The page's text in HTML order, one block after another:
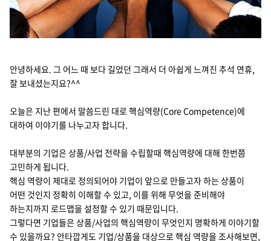
회사정보
투자정보
지속가능경영
뉴스룸
이벤트/웨비나
채용
고객 지원
파트너 지원
안녕하세요. 그 어느 때 보다 길었던 그래서 더 아쉽게 느껴진 추석 연휴,
잘 보내셨는지요?^^
오늘은 지난 편에서 말씀드린 대로 핵심역량(Core Competence)에
대하여 이야기를 나누고자 합니다.
대부분의 기업은 상품/사업 전략을 수립할때 핵심역량에 대해 한번쯤
고민하게 됩니다.
핵심 역량이 제대로 정의되어야 기업이 앞으로 만들고자 하는 상품이
어떤 것인지 정확히 이해할 수 있고, 이를 위해 무엇을 준비해야
하는지까지 로드맵을 설정할 수 있기 때문입니다.
그렇다면 기업들은 상품/사업의 핵심역량이 무엇인지 명확하게 이야기할
수 있을까요? 안타깝게도 기업/상품을 대상으로 핵심 역량을 조사해보면,